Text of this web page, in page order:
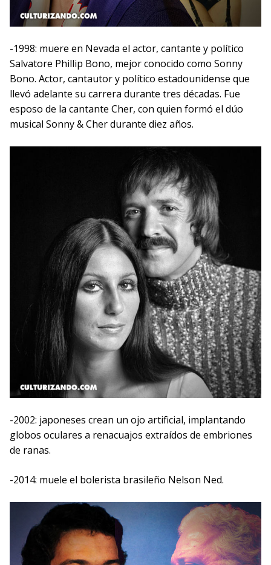
-1998: muere en Nevada el actor, cantante y político
Salvatore Phillip Bono, mejor conocido como Sonny
Bono. Actor, cantautor y político estadounidense que
llevó adelante su carrera durante tres décadas. Fue
esposo de la cantante Cher, con quien formó el dúo
musical Sonny & Cher durante diez años.
-2002: japoneses crean un ojo artificial, implantando
globos oculares a renacuajos extraídos de embriones
de ranas.
-2014: muele el bolerista brasileño Nelson Ned.